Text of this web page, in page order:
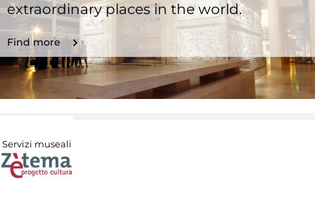
extraordinary places in the world.
Find more
Servizi museali